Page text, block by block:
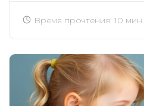
Время прочтения: 10 мин.